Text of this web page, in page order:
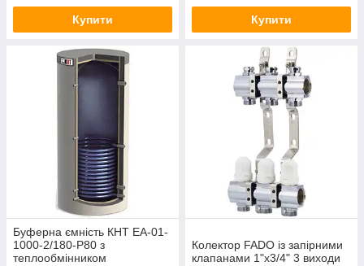
Купити Купити
Буферна ємність КНТ ЕА-01-
1000-2/180-P80 з
теплообмінником
Колектор FADO із запірними
клапанами 1"х3/4" 3 виходи